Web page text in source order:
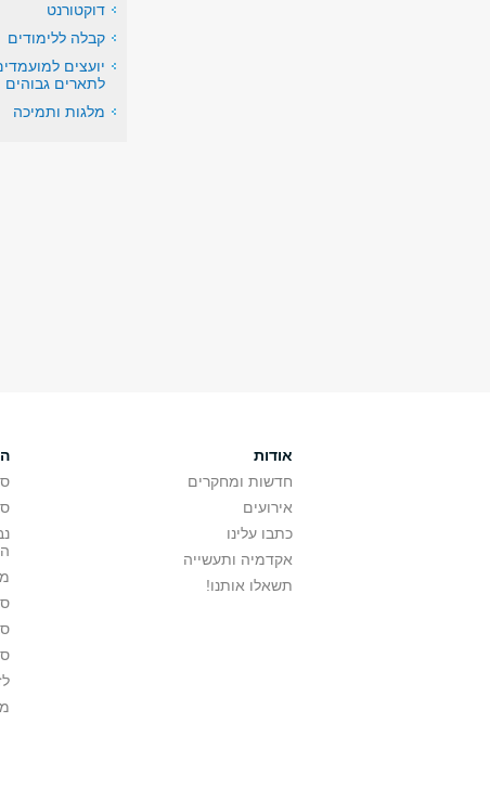
דוקטורנט
קבלה ללימודים
יועצים
לתארים גבוהים
מלגות ותמיכה
אודות
חדשות ומחקרים
אירועים
כתבו עלינו
אקדמיה ותעשייה
תשאלו אותנו!